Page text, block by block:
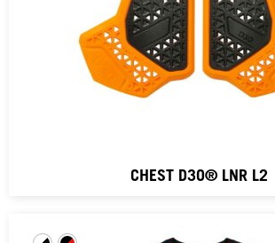
CHEST D3O® LNR L2